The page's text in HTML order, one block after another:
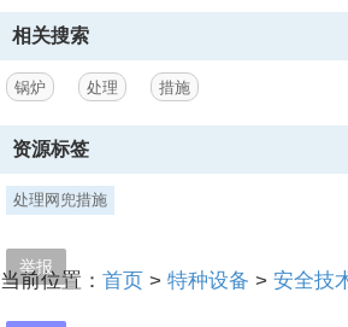
举报
膛转流烟道后仍保持着上述温度不均的特点,
强,而烟道两侧的管子受热较弱,形成受热不均
流烟道两侧的烟温将不同。火焰中心偏向哪一
高,则这一侧的管
3、子受热较强。(4)水冷壁局部结渣,也会导致
同,结渣侧的烟温较高,这一侧的管子受热较强
同时,同样会引起受热不均。一般烟道中间的
低。故烟道中间管子对流传热较强。另外,当
匀,管子之间有较大的烟气通道,即形成所谓“烟
烟速高,对流传热加强,而且烟气走廊处的烟气
也增强,因此靠近烟气走廊两侧的管子受热较
于是沿炉宽方向布置的,故中间的屏受热较强,
相关搜索
锅炉 处理 措施
资源标签
处理网兜措施
当前位置： 首页 > 特种设备 > 安全技